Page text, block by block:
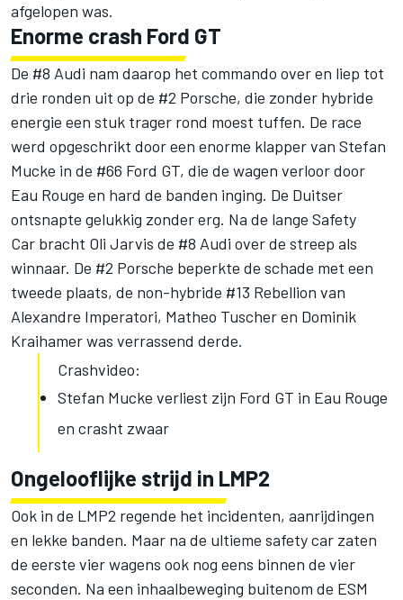
afgelopen was.
Enorme crash Ford GT
De #8 Audi nam daarop het commando over en liep tot
drie ronden uit op de #2 Porsche, die zonder hybride
energie een stuk trager rond moest tuffen. De race
werd opgeschrikt door een enorme klapper van Stefan
Mucke in de #66 Ford GT, die de wagen verloor door
Eau Rouge en hard de banden inging. De Duitser
ontsnapte gelukkig zonder erg. Na de lange Safety
Car bracht Oli Jarvis de #8 Audi over de streep als
winnaar. De #2 Porsche beperkte de schade met een
tweede plaats, de non-hybride #13 Rebellion van
Alexandre Imperatori, Matheo Tuscher en Dominik
Kraihamer was verrassend derde.
Crashvideo:
Stefan Mucke verliest zijn Ford GT in Eau Rouge
en crasht zwaar
Ongelooflijke strijd in LMP2
Ook in de LMP2 regende het incidenten, aanrijdingen
en lekke banden. Maar na de ultieme safety car zaten
de eerste vier wagens ook nog eens binnen de vier
seconden. Na een inhaalbeweging buitenom de ESM